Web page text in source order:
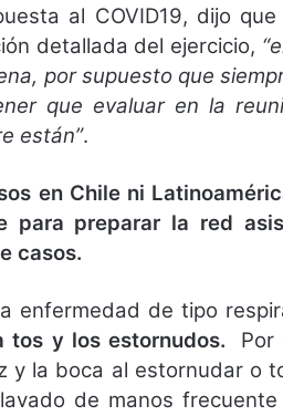
al COVID19, dijo
detallada del ejercicio,
por supuesto que
que evaluar en la
están”.
en Chile ni
para preparar la red
casos.
enfermedad de tipo
tos y los estornudos. Por
y la boca al estornudar o
de manos